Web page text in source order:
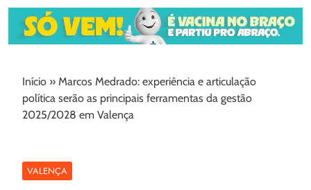
Início » Marcos Medrado: experiência e articulação
política serão as principais ferramentas da gestão
2025/2028 em Valença
VALENÇA